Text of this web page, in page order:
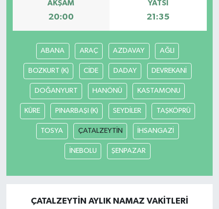
AKŞAM
20:00
YATSI
21:35
ABANA ARAÇ AZDAVAY AĞLI
BOZKURT (K) CİDE DADAY DEVREKANİ
DOĞANYURT HANÖNÜ KASTAMONU
KÜRE PINARBAŞI (K) SEYDİLER TAŞKÖPRÜ
TOSYA ÇATALZEYTİN İHSANGAZİ
İNEBOLU ŞENPAZAR
ÇATALZEYTİN AYLIK NAMAZ VAKITLERI